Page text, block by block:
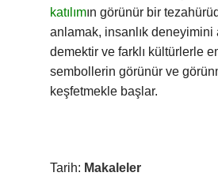
katılımın görünür bir
anlamak, insanlık deneyimini
demektir ve farklı kültürlerle
sembollerin görünür ve
keşfetmekle başlar.
Tarih: Makaleler